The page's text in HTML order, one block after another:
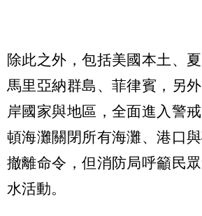
除此之外，包括美國本土、
馬里亞納群島、菲律賓，另
岸國家與地區，全面進入警
頓海灘關閉所有海灘、港口
撤離命令，但消防局呼籲民
水活動。